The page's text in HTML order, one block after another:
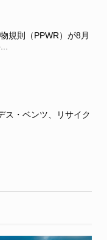
規則（PPWR）が8月
ス・ベンツ、リサイク